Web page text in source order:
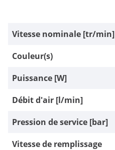
Vitesse nominale [tr/min]
Couleur(s)
Puissance [W]
Débit d'air [l/min]
Pression de service [bar]
Vitesse de remplissage